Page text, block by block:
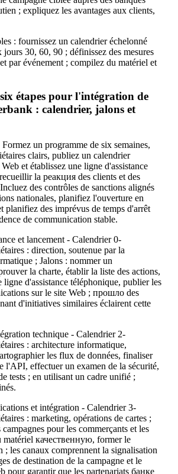
; expliquez les avantages aux clients,
: fournissez un calendrier échelonné
jours 30, 60, 90 ; définissez des mesures
par événement ; compilez du matériel et
étapes pour l'intégration de
: calendrier, jalons et
un programme de six semaines,
clairs, publiez un calendrier
et établissez une ligne d'assistance
la реакция des clients et des
des contrôles de sanctions alignés
nationales, planifiez l'ouverture en
planifiez des imprévus de temps d'arrêt
de communication stable.
et lancement - Calendrier 0-
: direction, soutenue par la
; Jalons : nommer un
la charte, établir la liste des actions,
ligne d'assistance téléphonique, publier les
sur le site Web ; прошло des
d'initiatives similaires éclairent cette
technique - Calendrier 2-
: architecture informatique,
les flux de données, finaliser
l'API, effectuer un examen de la sécurité,
tests ; en utilisant un cadre unifié ;
et intégration - Calendrier 3-
: marketing, opérations de cartes ;
pour les commerçants et les
matériel качественную, former le
; les canaux comprennent la signalisation
de destination de la campagne et le
pour garantir que les partenariats банке